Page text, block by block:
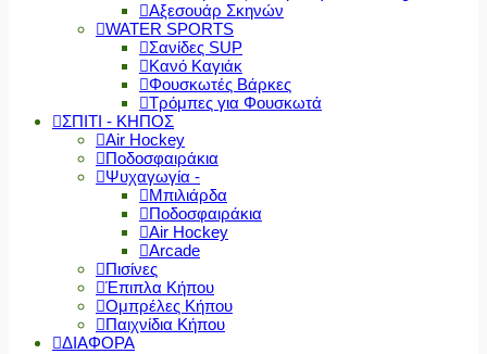
Αξεσουάρ Σκηνών
WATER SPORTS
Σανίδες SUP
Κανό Καγιάκ
Φουσκωτές Βάρκες
Τρόμπες για Φουσκωτά
ΣΠΙΤΙ - ΚΗΠΟΣ
Air Hockey
Ποδοσφαιράκια
Ψυχαγωγία -
Μπιλιάρδα
Ποδοσφαιράκια
Air Hockey
Arcade
Πισίνες
Έπιπλα Κήπου
Ομπρέλες Κήπου
Παιχνίδια Κήπου
ΔΙΑΦΟΡΑ